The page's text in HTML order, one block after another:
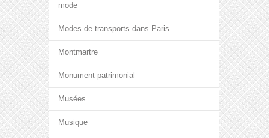
mode
Modes de transports dans Paris
Montmartre
Monument patrimonial
Musées
Musique